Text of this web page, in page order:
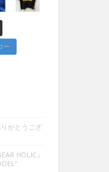
ー
がとうござ
HOLIC』